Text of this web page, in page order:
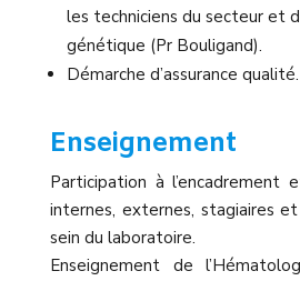
les techniciens du secteur et
génétique (Pr Bouligand).
Démarche d’assurance qualité.
Enseignement
Participation à l’encadrement
internes, externes, stagiaires
sein du laboratoire.
Enseignement de